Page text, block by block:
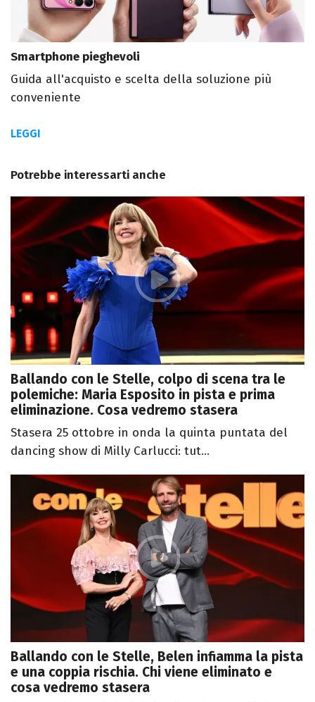
Smartphone pieghevoli
Guida all'acquisto e scelta della soluzione più
conveniente
LEGGI
Potrebbe interessarti anche
Ballando con le Stelle, colpo di scena tra le
polemiche: Maria Esposito in pista e prima
eliminazione. Cosa vedremo stasera
Stasera 25 ottobre in onda la quinta puntata del
dancing show di Milly Carlucci: tut...
Ballando con le Stelle, Belen infiamma la pista
e una coppia rischia. Chi viene eliminato e
cosa vedremo stasera